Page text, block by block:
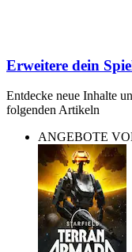
Erweitere dein
Entdecke neue Inhalte
folgenden Artikeln
ANGEBOTE